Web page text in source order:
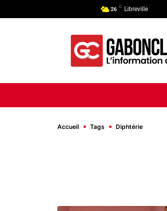
26 C Libreville
Accueil Tags Diphtérie